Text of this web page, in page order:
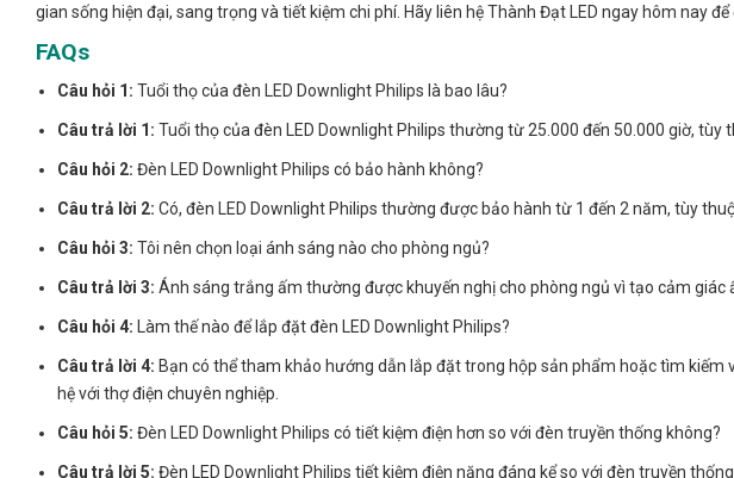
gian sống hiện đại, sang trọng và tiết kiệm chi phí. Hãy liên hệ Thành Đạt LED ngay hôm nay
FAQs
Câu hỏi 1: Tuổi thọ của đèn LED Downlight Philips là bao lâu?
Câu trả lời 1: Tuổi thọ của đèn LED Downlight Philips thường từ 25.000 đến 50.000 giờ, tùy
Câu hỏi 2: Đèn LED Downlight Philips có bảo hành không?
Câu trả lời 2: Có, đèn LED Downlight Philips thường được bảo hành từ 1 đến 2 năm, tùy
Câu hỏi 3: Tôi nên chọn loại ánh sáng nào cho phòng ngủ?
Câu trả lời 3: Ánh sáng trắng ấm thường được khuyến nghị cho phòng ngủ vì tạo cảm giác
Câu hỏi 4: Làm thế nào để lắp đặt đèn LED Downlight Philips?
Câu trả lời 4: Bạn có thể tham khảo hướng dẫn lắp đặt trong hộp sản phẩm hoặc tìm
hệ với thợ điện chuyên nghiệp.
Câu hỏi 5: Đèn LED Downlight Philips có tiết kiệm điện hơn so với đèn truyền thống không?
Câu trả lời 5: Đèn LED Downlight Philips tiết kiệm điện năng đáng kể so với đèn truyền